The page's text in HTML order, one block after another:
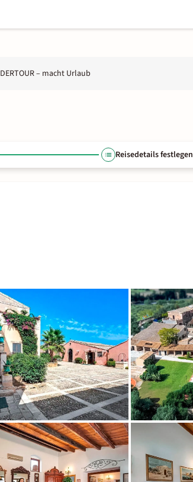
DERTOUR – macht Urlaub
Reisedetails festlegen